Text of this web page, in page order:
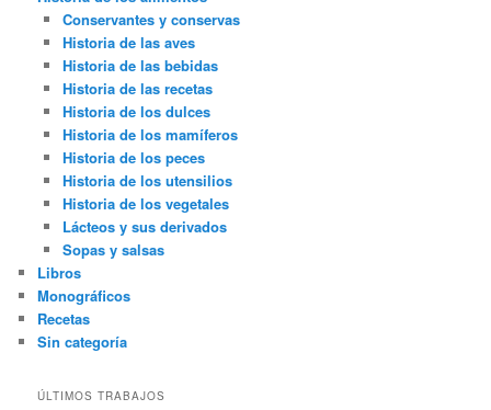
Conservantes y conservas
Historia de las aves
Historia de las bebidas
Historia de las recetas
Historia de los dulces
Historia de los mamíferos
Historia de los peces
Historia de los utensilios
Historia de los vegetales
Lácteos y sus derivados
Sopas y salsas
Libros
Monográficos
Recetas
Sin categoría
ÚLTIMOS TRABAJOS